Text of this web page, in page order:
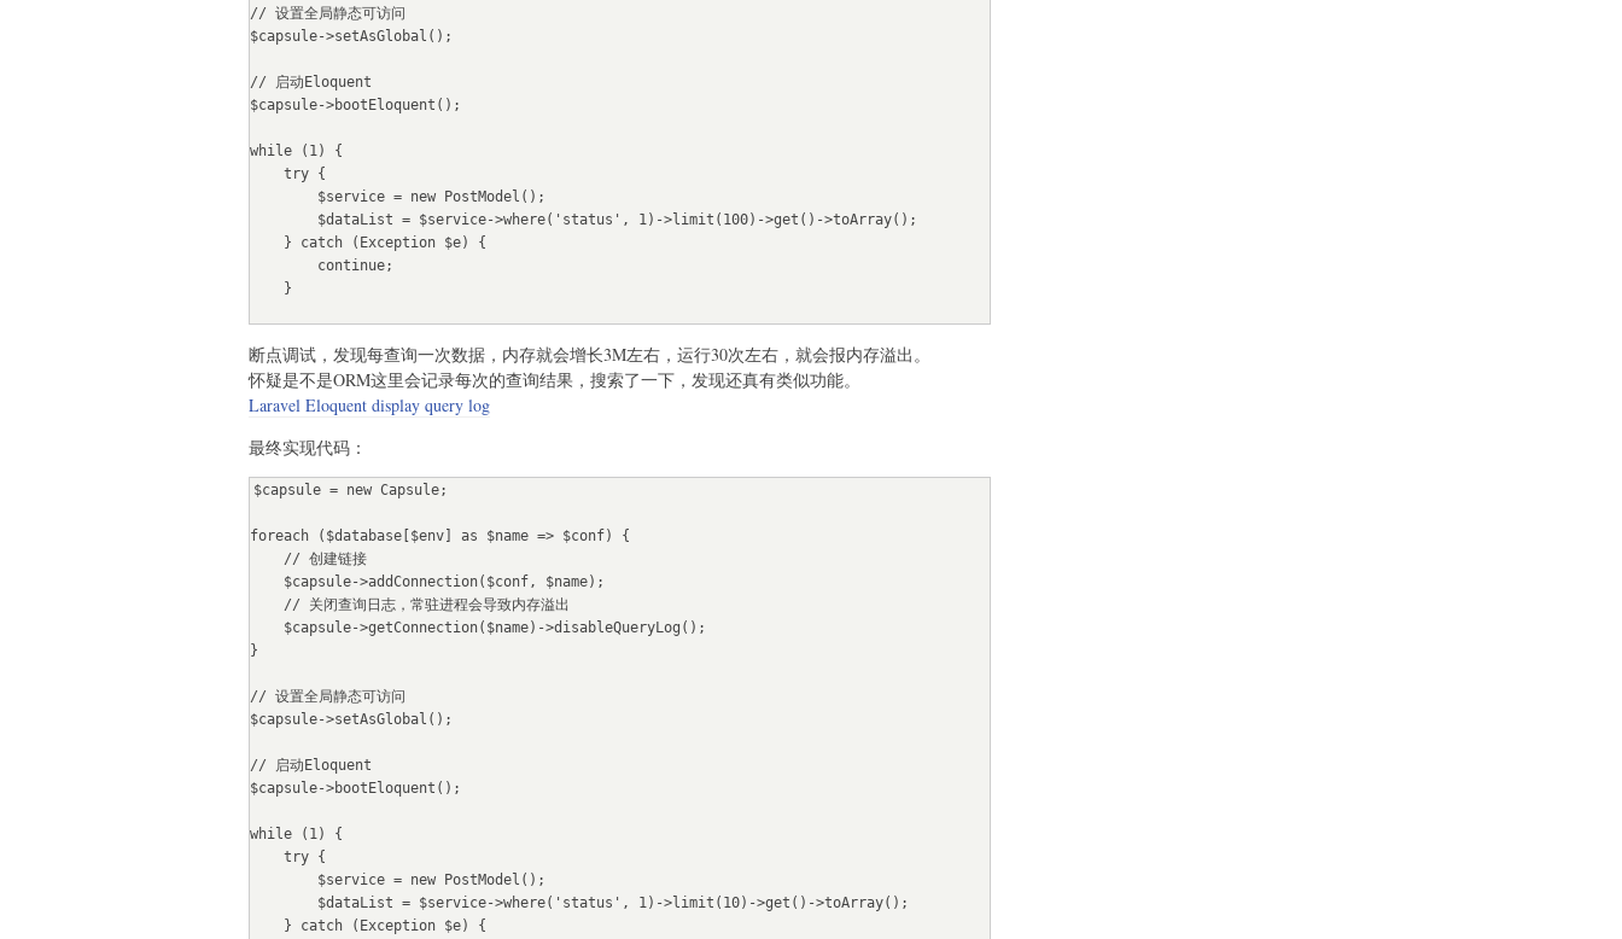
// 设置全局静态可访问
$capsule->setAsGlobal();
// 启动Eloquent
$capsule->bootEloquent();
while (1) {
        break;
    }
        // do something
    }
断点调试，发现每查询一次数据，内存就会增长3M左右，运行30次左右，就会报内存溢出。
怀疑是不是ORM这里会记录每次的查询结果，搜索了一下，发现还真有类似功能。
Laravel Eloquent display query log
最终实现代码：
$capsule = new Capsule;
foreach ($database[$env] as $name => $conf) {
}
// 设置全局静态可访问
$capsule->setAsGlobal();
// 启动Eloquent
$capsule->bootEloquent();
while (1) {